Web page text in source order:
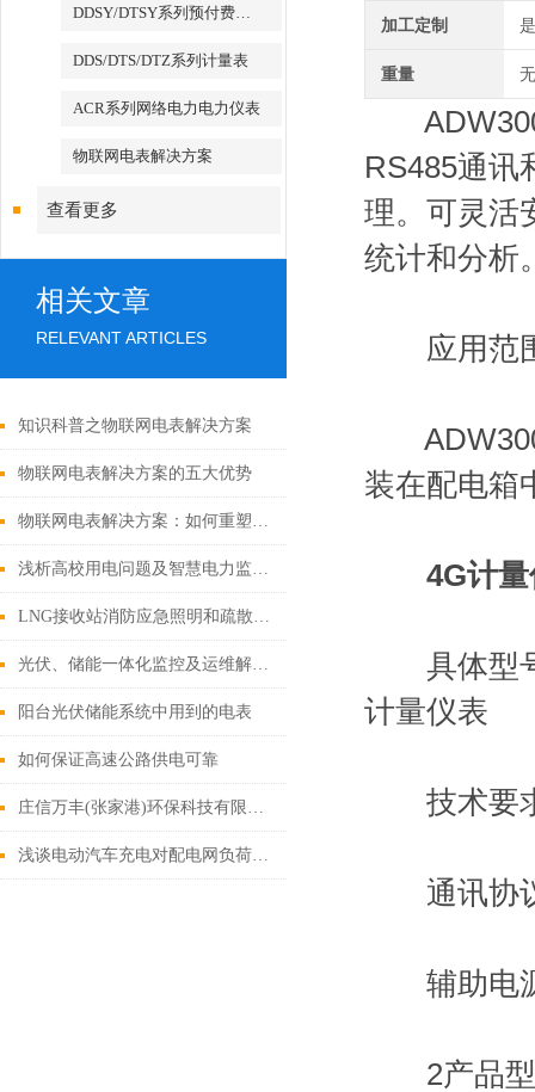
DDSY/DTSY系列预付费电表
DDS/DTS/DTZ系列计量表
ACR系列网络电力电力仪表
物联网电表解决方案
查看更多
相关文章
RELEVANT ARTICLES
知识科普之物联网电表解决方案
物联网电表解决方案的五大优势
物联网电表解决方案：如何重塑能源管理与计量
浅析高校用电问题及智慧电力监管平台的构建
LNG接收站消防应急照明和疏散指示系统设计
光伏、储能一体化监控及运维解决方案
阳台光伏储能系统中用到的电表
如何保证高速公路供电可靠
庄信万丰(张家港)环保科技有限公司电力监控系统的设计和应用
浅谈电动汽车充电对配电网负荷的影响及有序控制策略
加工定制 是
重量
ADW300
RS485通讯
理。可灵活
统计和分析
应用范
ADW300
装在配电箱
4G计
具体型号
计量仪表
技术要求
通讯协议
辅助电源
2产品型